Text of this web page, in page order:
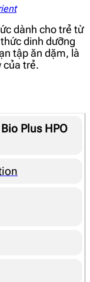
dành cho trẻ từ
dinh dưỡng
tập ăn dặm, là
của trẻ.
Plus HPO